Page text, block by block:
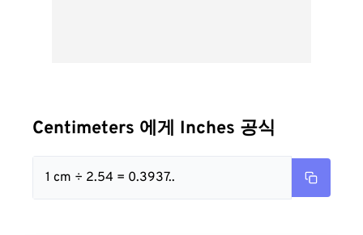
Centimeters 에게 Inches 공식
1 cm ÷ 2.54 = 0.3937..